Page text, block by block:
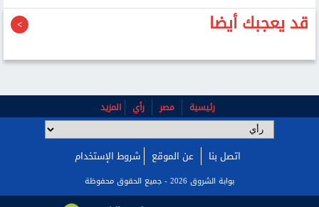
قد يعجبك أيضا
رئيسية مصر رأي المزيد
اتصل بنا عن الموقع شروط الإستخدام
بوابة الشروق 2026 - جميع الحقوق محفوظة